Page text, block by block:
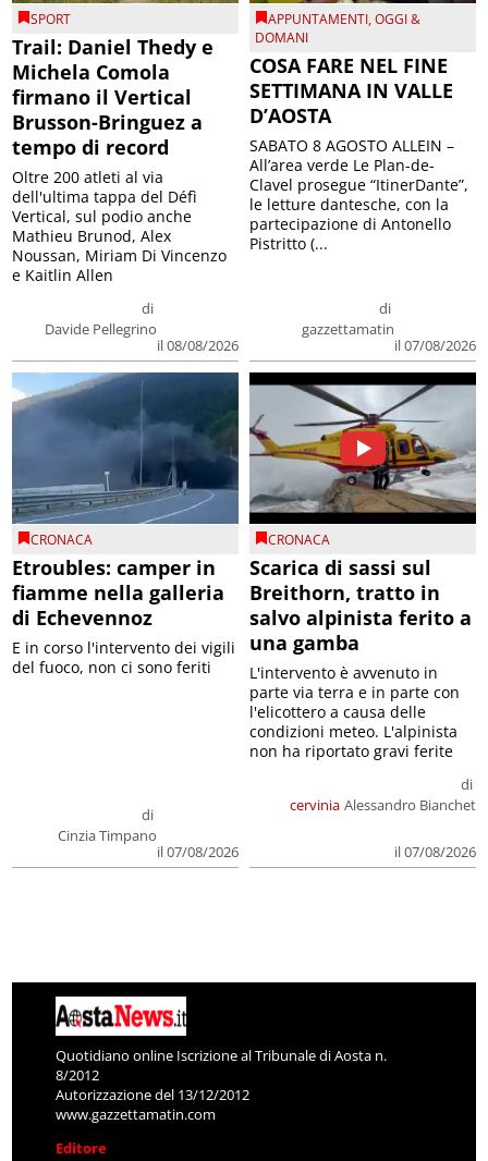
SPORT
Trail: Daniel Thedy e
Michela Comola
firmano il Vertical
Brusson-Bringuez a
tempo di record
di
Davide Pellegrino
il 08/08/2026
Oltre 200 atleti al via
dell'ultima tappa del Défì
Vertical, sul podio anche
Mathieu Brunod, Alex
Noussan, Miriam Di Vincenzo
e Kaitlin Allen
APPUNTAMENTI,OGGI &
DOMANI
COSA FARE NEL FINE
SETTIMANA IN VALLE
D’AOSTA
di
gazzettamatin
il 07/08/2026
SABATO 8 AGOSTO ALLEIN –
All’area verde Le Plan-de-
Clavel prosegue “ItinerDante”,
le letture dantesche, con la
partecipazione di Antonello
Pistritto (...
CRONACA
Etroubles: camper in
fiamme nella galleria
di Echevennoz
di
Cinzia Timpano
il 07/08/2026
E in corso l'intervento dei vigili
del fuoco, non ci sono feriti
CRONACA
Scarica di sassi sul
Breithorn, tratto in
salvo alpinista ferito a
una gamba
cervinia
di
Alessandro Bianchet
il 07/08/2026
L'intervento è avvenuto in
parte via terra e in parte con
l'elicottero a causa delle
condizioni meteo. L'alpinista
non ha riportato gravi ferite
Quotidiano online Iscrizione al Tribunale di Aosta n.
8/2012
Autorizzazione del 13/12/2012
www.gazzettamatin.com
Editore